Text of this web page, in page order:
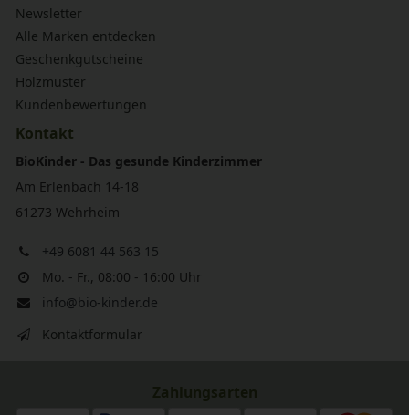
Newsletter
Alle Marken entdecken
Geschenkgutscheine
Holzmuster
Kundenbewertungen
Kontakt
BioKinder - Das gesunde Kinderzimmer
Am Erlenbach 14-18
61273 Wehrheim
+49 6081 44 563 15
Mo. - Fr., 08:00 - 16:00 Uhr
info@bio-kinder.de
Kontaktformular
Zahlungsarten